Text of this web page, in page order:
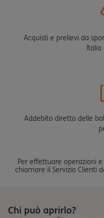
Acquisti e prelievi da
Italia
Addebito diretto delle
Per effettuare operazioni
chiamare il Servizio Clienti
Chi può aprirlo?